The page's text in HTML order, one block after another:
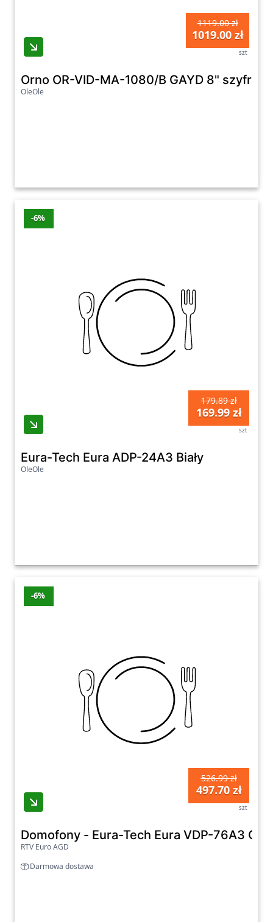
1119.00 zł
1019.00 zł
szt
OleOle
-6%
179.89 zł
169.99 zł
szt
Eura-Tech Eura ADP-24A3 Biały
OleOle
-6%
526.99 zł
497.70 zł
szt
Domofony - Eura-Tech Eura VDP-76A3
RTV Euro AGD
Darmowa dostawa